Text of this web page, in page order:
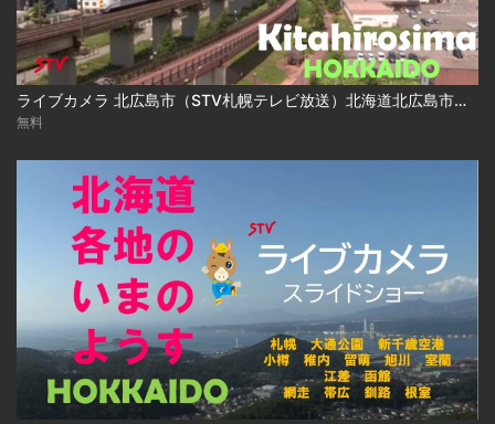
ライブカメラ 北広島市（STV札幌テレビ放送）北海道北広島市／Live Camera Kitahirosima City, Hokkaido
無料